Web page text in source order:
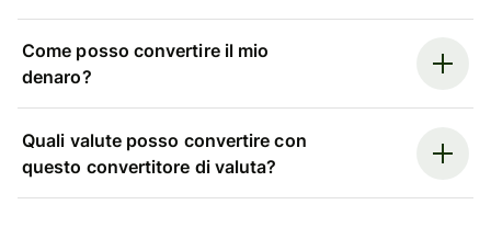
Come posso convertire il mio
denaro?
Quali valute posso convertire con
questo convertitore di valuta?